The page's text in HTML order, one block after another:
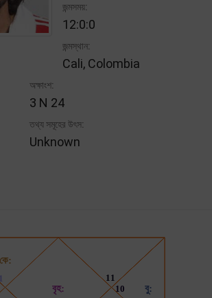
জন্মসময়:
12:0:0
জন্মস্থান:
Cali, Colombia
অক্ষাংশ:
3 N 24
তথ্য সমূহের উৎস:
Unknown